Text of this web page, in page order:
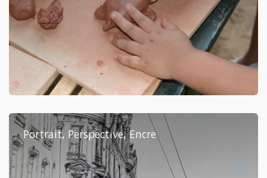
Portrait, Perspective, Encre